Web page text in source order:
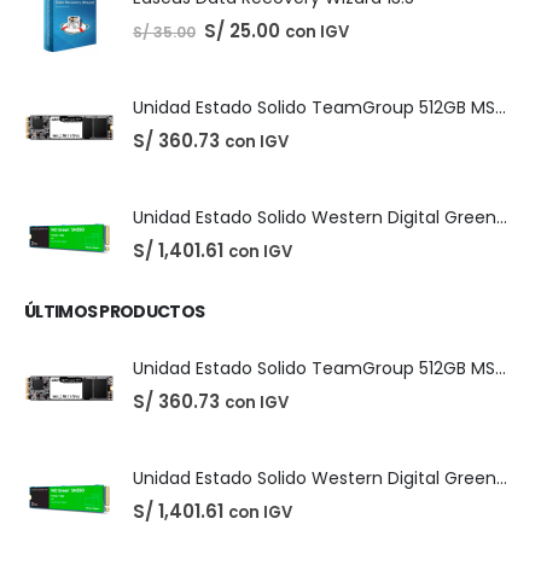
PRODUCTOS MÁS VENDIDOS
Easeus Data Recovery Wizard 13.5
S/35.00 El
precio
S/ 35.00.
S/ 25.00El
precio
S/ 25.00.
con IGV
S/360.73 con IGV
S/ 1,401.61 con IGV
ÚLTIMOS PRODUCTOS
S/360.73 con IGV